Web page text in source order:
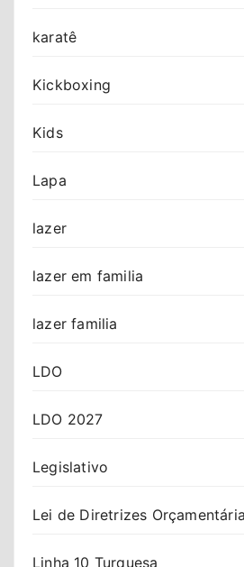
karatê
Kickboxing
Kids
Lapa
lazer
lazer em familia
lazer familia
LDO
LDO 2027
Legislativo
Lei de Diretrizes
Linha 10 Turquesa